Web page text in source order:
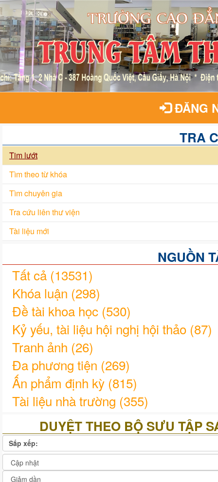
ĐĂNG
TRA
Tim lướt
Tìm theo từ khóa
Tìm chuyên gia
Tra cứu liên thư viện
Tài liệu mới
NGUỒN
Tất cả (13531)
Khóa luận (298)
Đề tài khoa học (530)
Kỷ yếu, tài liệu hội nghị hội thảo (87)
Tranh ảnh (26)
Đa phương tiện (269)
Ấn phẩm định kỳ (815)
Tài liệu nhà trường (355)
Giáo trình (979)
Sách tham khảo (8462)
Luận án, luận văn (13)
Sách ngoại văn (1697)
DUYỆT THEO BỘ SƯU TẬP
Sắp xếp: